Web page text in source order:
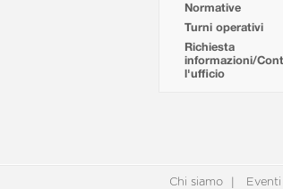
Normative
Turni operativi
Richiesta
informazioni/
l'ufficio
Chi siamo Eventi